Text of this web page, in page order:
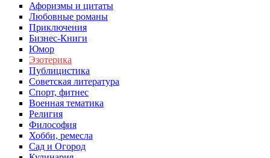
Афоризмы и цитаты
Любовные романы
Приключения
Бизнес-Книги
Юмор
Эзотерика
Публицистика
Советская литература
Спорт, фитнес
Военная тематика
Религия
Философия
Хобби, ремесла
Сад и Огород